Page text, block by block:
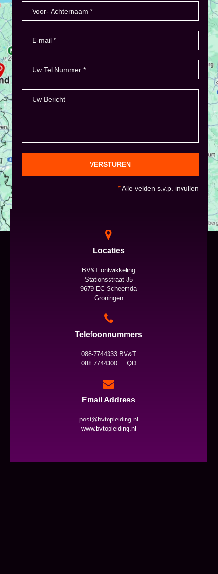
VERSTUREN
*Alle velden s.v.p. invullen
Locaties
BV&T ontwikkeling
Stationsstraat 85
9679 EC Scheemda
Groningen
Telefoonnummers
088-7744333 BV&T
088-7744300 QD
Email Address
post@bvtopleiding.nl
www.bvtopleiding.nl